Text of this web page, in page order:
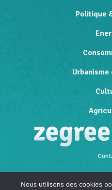
Politique
Nous utilisons des cookies